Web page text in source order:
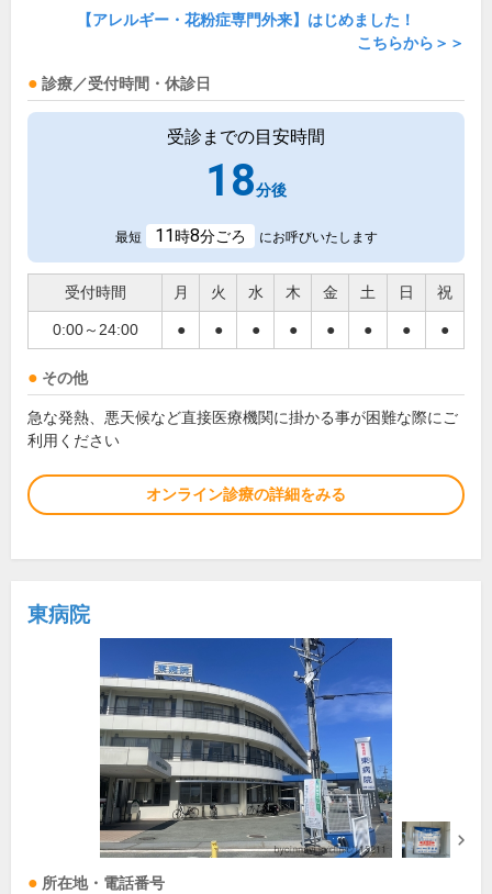
【アレルギー・花粉症専門外来】はじめました！
こちらから＞＞
診療／受付時間・休診日
受診までの目安時間
18分後
最短 11時8分ごろ にお呼びいたします
受付時間 月 火 水 木 金 土 日 祝
0:00～24:00 ● ● ● ● ● ● ● ●
その他
急な発熱、悪天候など直接医療機関に掛かる事が困難な際にご
利用ください
オンライン診療の詳細をみる
東病院
所在地・電話番号